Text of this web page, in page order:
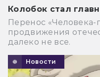
Колобок стал
Перенос «Человека-
продвижения
далеко не все.
Новости